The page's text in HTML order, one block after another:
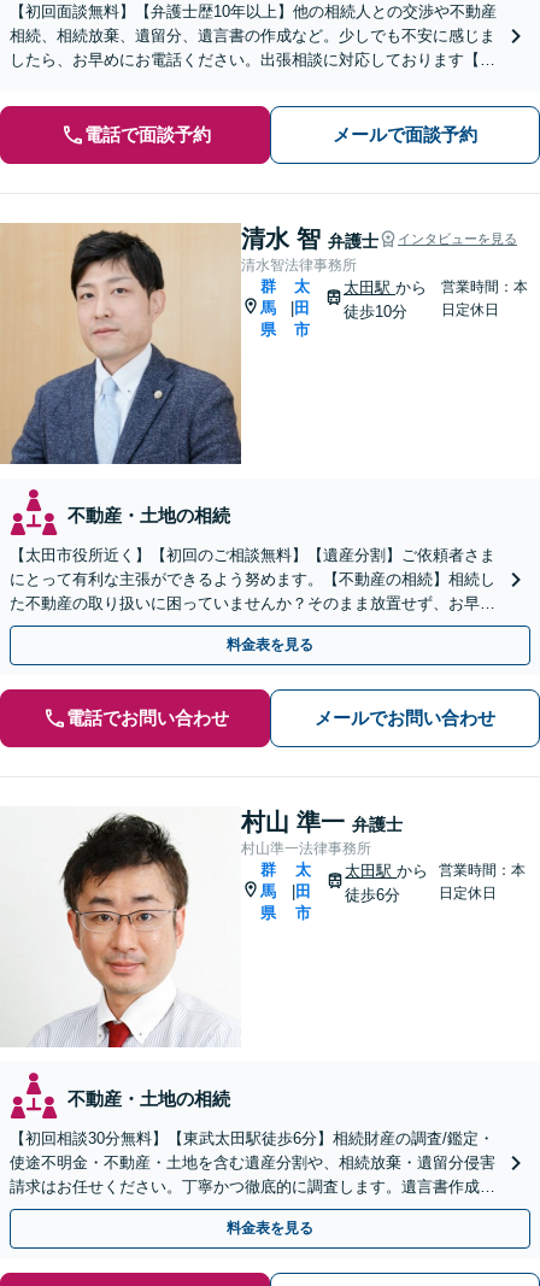
【初回面談無料】【弁護士歴10年以上】他の相続人との交渉や不動産
相続、相続放棄、遺留分、遺言書の作成など。少しでも不安に感じま
したら、お早めにお電話ください。出張相談に対応しております【休
電話で面談予約 メールで面談予約
清水 智 弁護士 インタビューを見る
清水智法律事務所
群
馬
県
太
田
市
太田駅 から
徒歩10分
営業時間：本
日定休日
不動産・土地の相続
【太田市役所近く】【初回のご相談無料】【遺産分割】ご依頼者さま
にとって有利な主張ができるよう努めます。【不動産の相続】相続し
た不動産の取り扱いに困っていませんか？そのまま放置せず、お早め
にご相談を。【休日の対応可能】
料金表を見る
電話でお問い合わせ メールでお問い合わせ
村山 準一 弁護士
村山準一法律事務所
群
馬
県
太
田
市
太田駅から
徒歩6分
営業時間：本
日定休日
不動産・土地の相続
【初回相談30分無料】【東武太田駅徒歩6分】相続財産の調査/鑑定・
使途不明金・不動産・土地を含む遺産分割や、相続放棄・遺留分侵害
請求はお任せください。丁寧かつ徹底的に調査します。遺言書作成・
成年後見など就活サポートも行っています。
料金表を見る